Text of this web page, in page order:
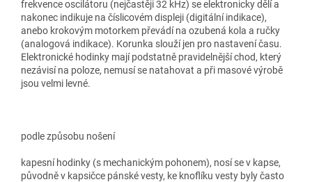
frekvence oscilátoru (nejčastěji 32 kHz) se elektronicky dělí a
nakonec indikuje na číslicovém displeji (digitální indikace),
anebo krokovým motorkem převádí na ozubená kola a ručky
(analogová indikace). Korunka slouží jen pro nastavení času.
Elektronické hodinky mají podstatně pravidelnější chod, který
nezávisí na poloze, nemusí se natahovat a při masové výrobě
jsou velmi levné.
podle způsobu nošení
kapesní hodinky (s mechanickým pohonem), nosí se v kapse,
původně v kapsičce pánské vesty, ke knoflíku vesty byly často